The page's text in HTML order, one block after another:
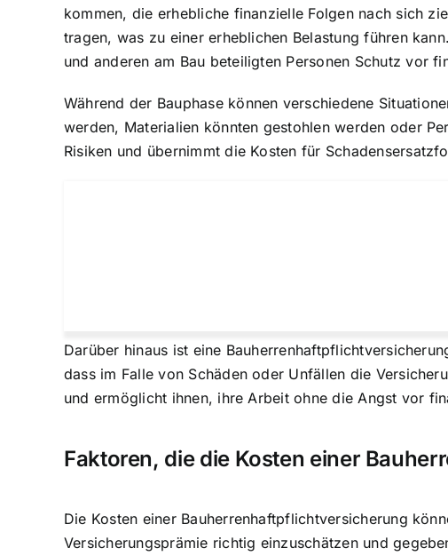
kommen, die erhebliche finanzielle Folgen nach sich
tragen, was zu einer erheblichen Belastung führen
und anderen am Bau beteiligten Personen Schutz vor
Während der Bauphase können verschiedene
werden, Materialien könnten gestohlen werden oder
Risiken und übernimmt die Kosten für
Darüber hinaus ist eine
dass im Falle von Schäden oder Unfällen die
und ermöglicht ihnen, ihre Arbeit ohne die Angst vor
Faktoren, die die Kosten einer
Die Kosten einer Bauherrenhaftpflichtversicherung
Versicherungsprämie richtig einzuschätzen und